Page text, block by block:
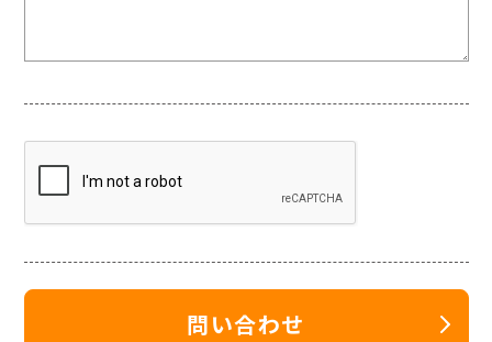
問い合わせ